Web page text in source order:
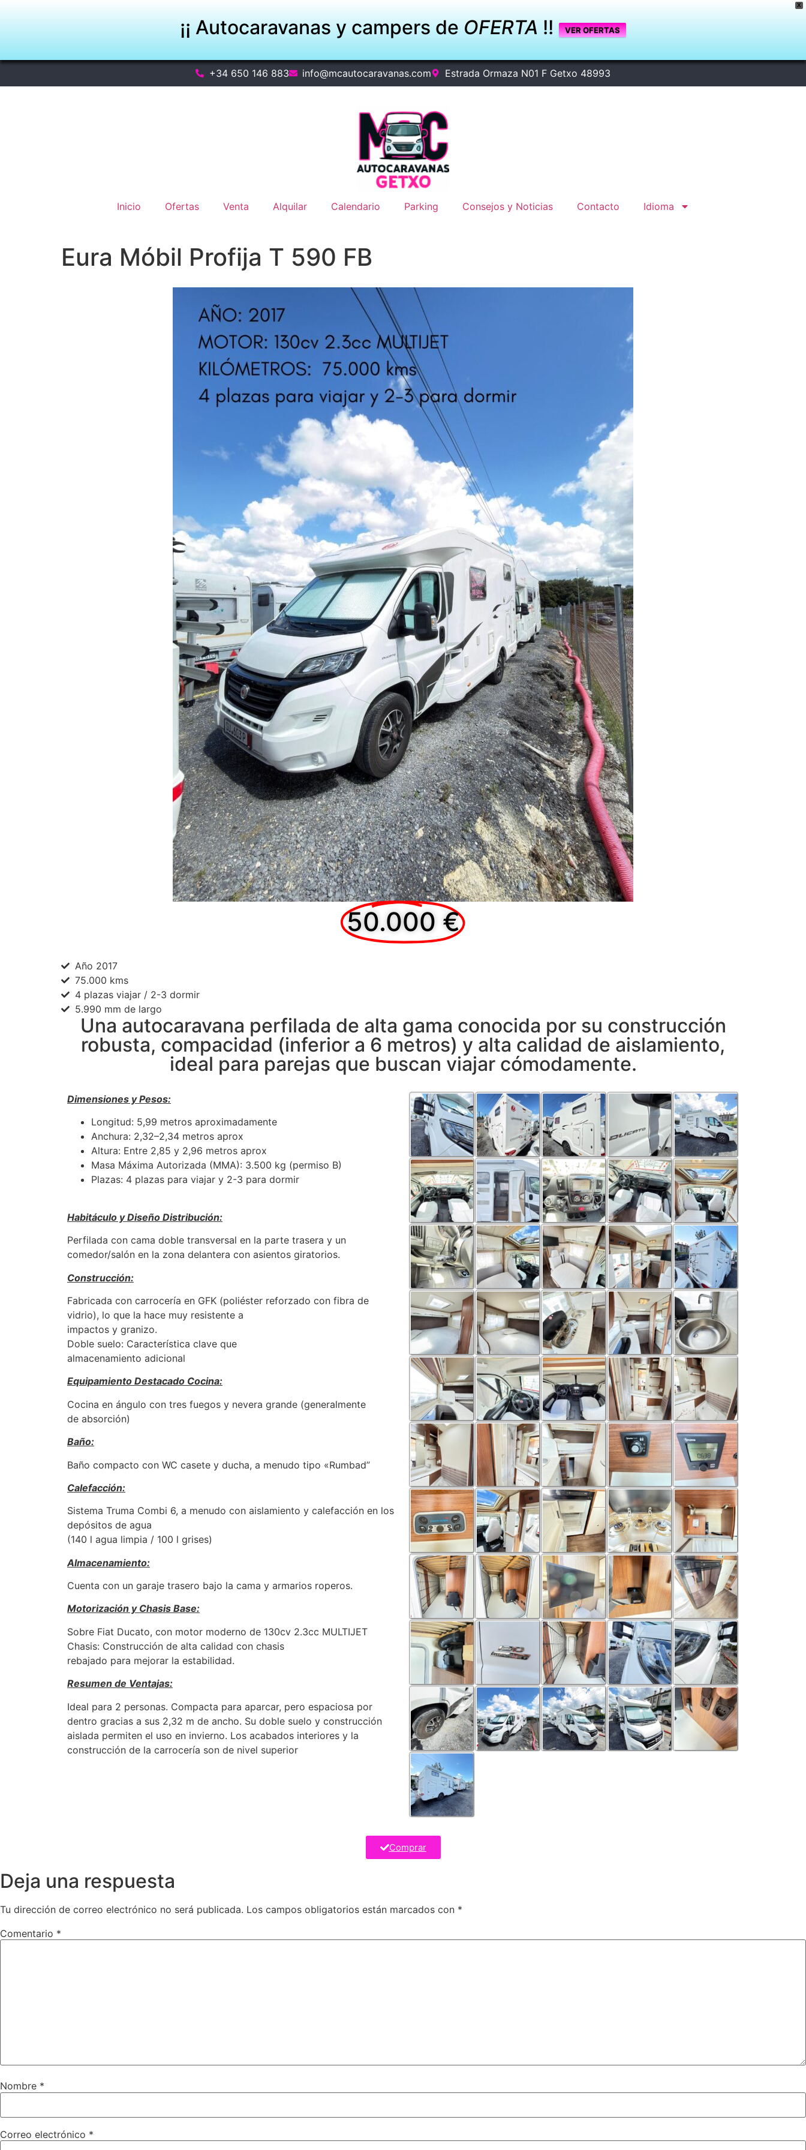
X
¡¡ Autocaravanas y campers deOFERTA!! VER OFERTAS
+34 650 146 883 info@mcautocaravanas.com Estrada Ormaza N01 F Getxo 48993
Inicio Ofertas Venta Alquilar Calendario Parking Consejos y Noticias Contacto Idioma
Eura Móbil Profija T 590 FB
50.000 €
Año 2017
75.000 kms
4 plazas viajar / 2-3 dormir
5.990 mm de largo
Una autocaravana perfilada de alta gama conocida por su construcción
robusta, compacidad (inferior a 6 metros) y alta calidad de aislamiento,
ideal para parejas que buscan viajar cómodamente.
Dimensiones y Pesos:
Longitud: 5,99 metros aproximadamente
Anchura: 2,32–2,34 metros aprox
Altura: Entre 2,85 y 2,96 metros aprox
Masa Máxima Autorizada (MMA): 3.500 kg (permiso B)
Plazas: 4 plazas para viajar y 2-3 para dormir
Habitáculo y Diseño Distribución:
Perfilada con cama doble transversal en la parte trasera y un
comedor/salón en la zona delantera con asientos giratorios.
Construcción:
Fabricada con carrocería en GFK (poliéster reforzado con fibra de
vidrio), lo que la hace muy resistente a
impactos y granizo.
Doble suelo: Característica clave que
almacenamiento adicional
Equipamiento Destacado Cocina:
Cocina en ángulo con tres fuegos y nevera grande (generalmente
de absorción)
Baño:
Baño compacto con WC casete y ducha, a menudo tipo «Rumbad”
Calefacción:
Sistema Truma Combi 6, a menudo con aislamiento y calefacción en los
depósitos de agua
(140 l agua limpia / 100 l grises)
Almacenamiento:
Cuenta con un garaje trasero bajo la cama y armarios roperos.
Motorización y Chasis Base:
Sobre Fiat Ducato, con motor moderno de 130cv 2.3cc MULTIJET
Chasis: Construcción de alta calidad con chasis
rebajado para mejorar la estabilidad.
Resumen de Ventajas:
Ideal para 2 personas. Compacta para aparcar, pero espaciosa por
dentro gracias a sus 2,32 m de ancho. Su doble suelo y construcción
aislada permiten el uso en invierno. Los acabados interiores y la
construcción de la carrocería son de nivel superior
Comprar
Deja una respuesta
Tu dirección de correo electrónico no será publicada. Los campos obligatorios están marcados con *
Comentario *
Nombre *
Correo electrónico *